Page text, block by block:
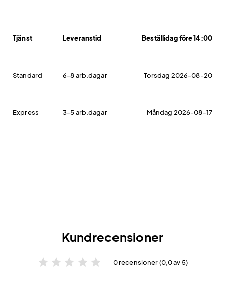
Tjänst Leveranstid Beställidag före 14:00
Standard 6-8 arb.dagar Torsdag 2026-08-20
Express 3-5 arb.dagar Måndag 2026-08-17
Kundrecensioner
star star star star star 0 recensioner (0,0 av 5)